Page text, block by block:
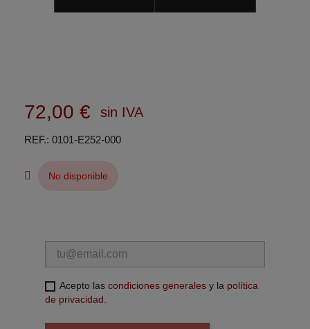
72,00 € sin IVA
REF. 0101-E252-000
No disponible
Acepto las condiciones generales y la política
de privacidad.